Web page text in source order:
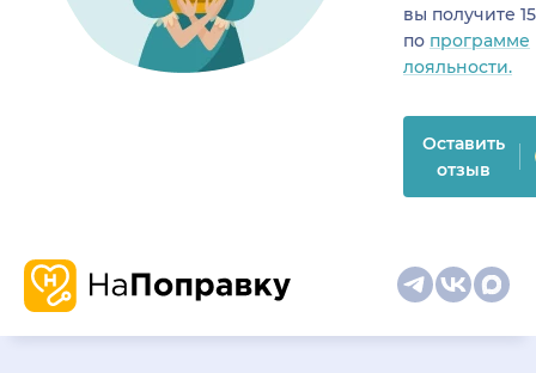
вы получите
по программе
лояльности.
Оставить
отзыв